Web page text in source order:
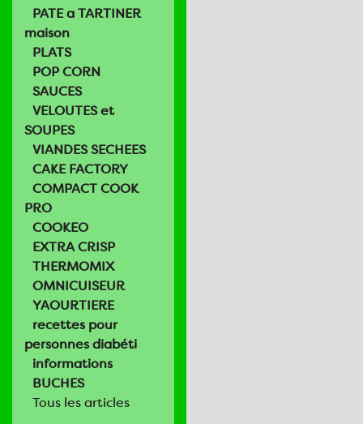
PATE a TARTINER
maison
PLATS
POP CORN
SAUCES
VELOUTES et
SOUPES
VIANDES SECHEES
CAKE FACTORY
COMPACT COOK
PRO
COOKEO
EXTRA CRISP
THERMOMIX
OMNICUISEUR
YAOURTIERE
recettes pour
personnes diabéti
informations
BUCHES
Tous les articles